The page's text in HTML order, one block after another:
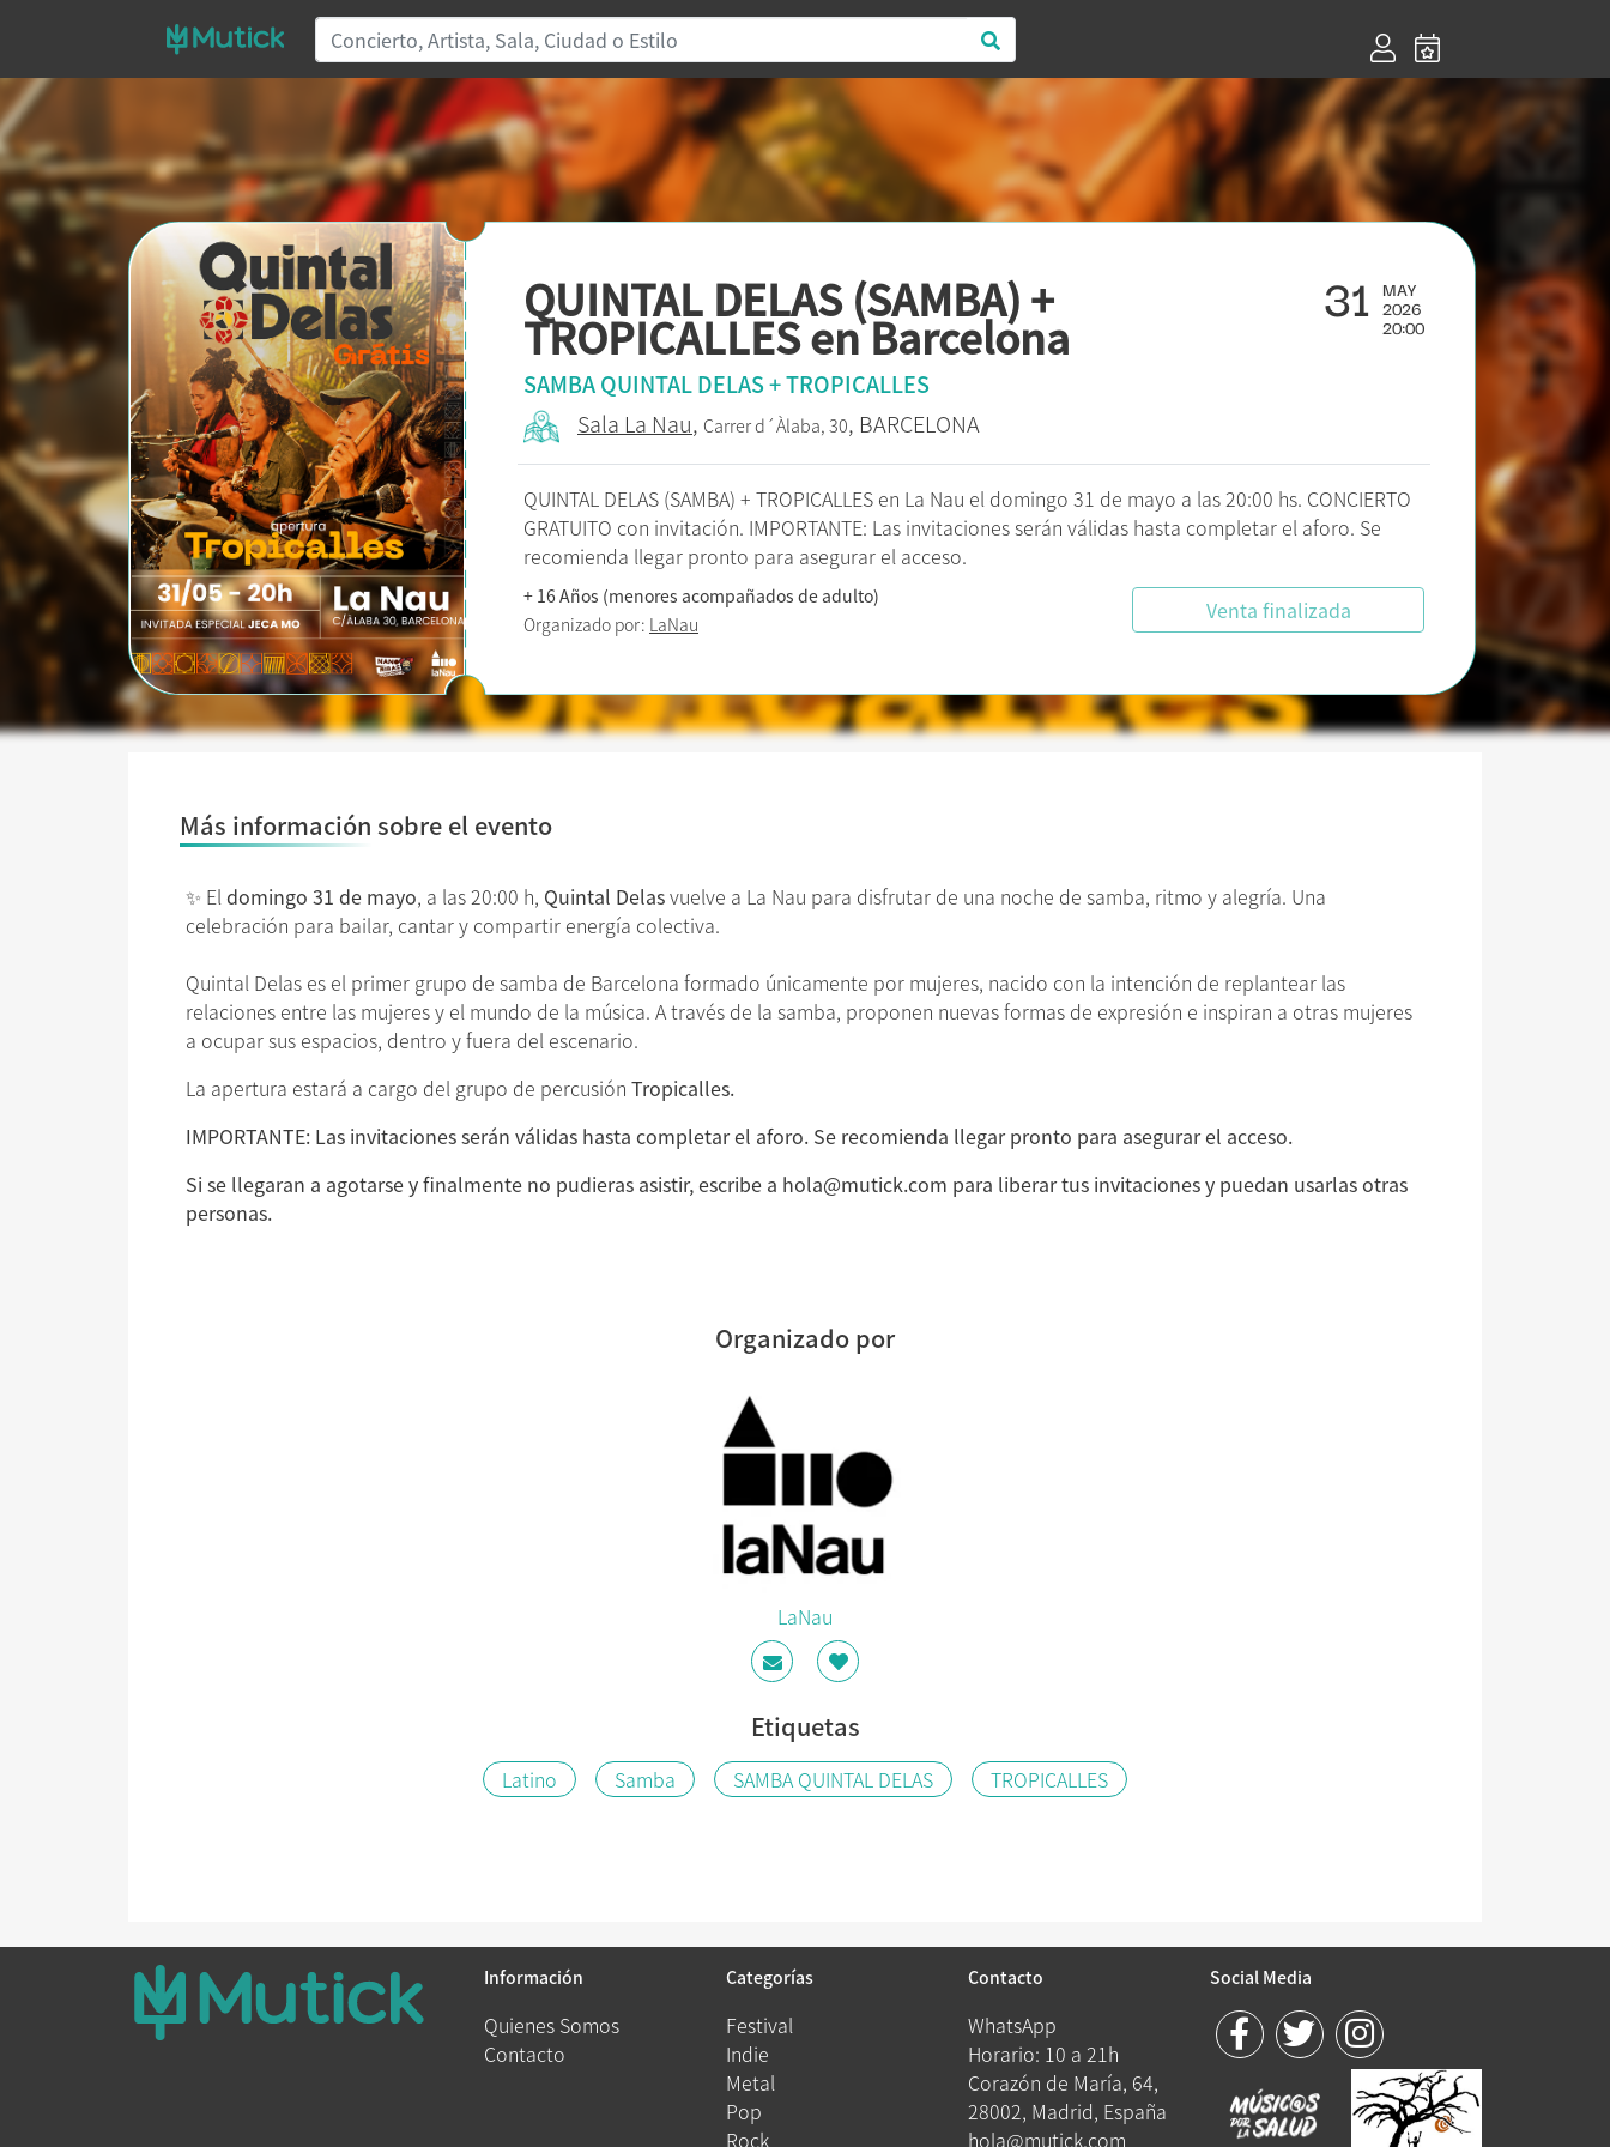
QUINTAL DELAS (SAMBA) +
TROPICALLES en Barcelona
31 MAY
2026
20:00
SAMBA QUINTAL DELAS + TROPICALLES
Sala La Nau, Carrer d´Àlaba, 30, BARCELONA
QUINTAL DELAS (SAMBA) + TROPICALLES en La Nau el domingo 31 de mayo a las 20:00 hs. CONCIERTO
GRATUITO con invitación. IMPORTANTE: Las invitaciones serán válidas hasta completar el aforo. Se
recomienda llegar pronto para asegurar el acceso.
+ 16 Años (menores acompañados de adulto)
Organizado por: LaNau Venta finalizada
Más información sobre el evento
✨ El domingo 31 de mayo, a las 20:00 h, Quintal Delasvuelve a La Nau para disfrutar de una noche de samba, ritmo y alegría. Una
celebración para bailar, cantar y compartir energía colectiva.
Quintal Delas es el primer grupo de samba de Barcelona formado únicamente por mujeres, nacido con la intención de replantear las
relaciones entre las mujeres y el mundo de la música. A través de la samba, proponen nuevas formas de expresión e inspiran a otras mujeres
a ocupar sus espacios, dentro y fuera del escenario.
La apertura estará a cargo del grupo de percusión Tropicalles.
IMPORTANTE: Las invitaciones serán válidas hasta completar el aforo. Se recomienda llegar pronto para asegurar el acceso.
Si se llegaran a agotarse y finalmente no pudieras asistir, escribe a hola@mutick.com para liberar tus invitaciones y puedan usarlas otras
personas.
Organizado por
LaNau
Etiquetas
Latino Samba SAMBA QUINTAL DELAS TROPICALLES
Información
Quienes Somos
Contacto
Categorías
Festival
Indie
Metal
Pop
Rock
Contacto
WhatsApp
Horario: 10 a 21h
Corazón de María, 64,
28002, Madrid, España
hola@mutick.com
Social Media